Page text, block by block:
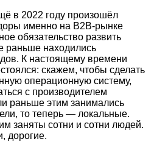
в 2022 году произошёл
именно на B2B-рынке
обязательство развить
раньше находились
К настоящему времени
скажем, чтобы сделать
операционную систему,
с производителем
раньше этим занимались
то теперь — локальные.
заняты сотни и сотни людей.
дорогие.